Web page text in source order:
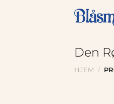
Den
HJEM /